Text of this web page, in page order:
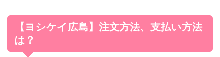
【ヨシケイ広島】注文方法、支払い方法
は？